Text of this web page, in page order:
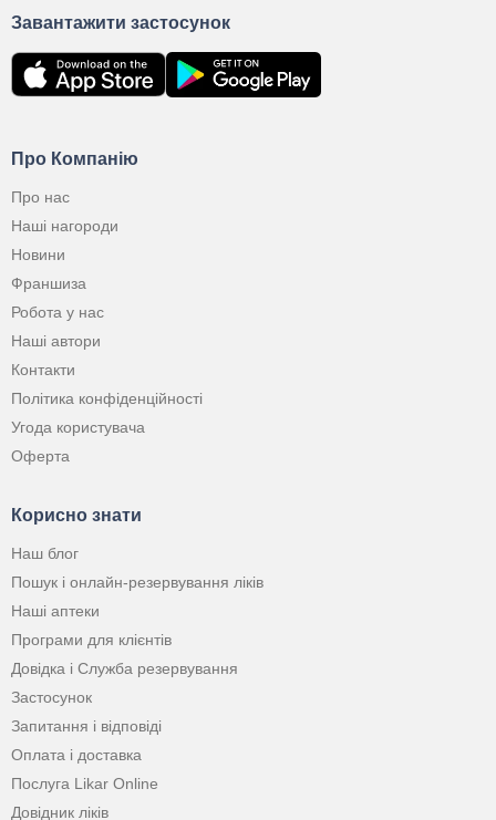
Про Компанію
Про нас
Наші нагороди
Новини
Франшиза
Робота у нас
Наші автори
Контакти
Політика конфіденційності
Угода користувача
Оферта
Корисно знати
Наш блог
Пошук і онлайн-резервування ліків
Наші аптеки
Програми для клієнтів
Довідка і Служба резервування
Застосунок
Запитання і відповіді
Оплата і доставка
Послуга Likar Online
Довідник ліків
Завантажити застосунок